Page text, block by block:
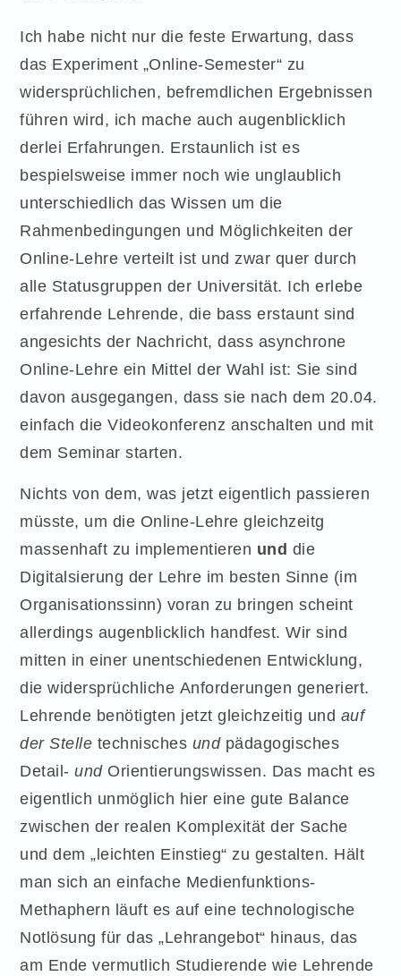
Ich habe nicht nur die feste Erwartung, dass
das Experiment „Online-Semester“ zu
widersprüchlichen, befremdlichen Ergebnissen
führen wird, ich mache auch augenblicklich
derlei Erfahrungen. Erstaunlich ist es
bespielsweise immer noch wie unglaublich
unterschiedlich das Wissen um die
Rahmenbedingungen und Möglichkeiten der
Online-Lehre verteilt ist und zwar quer durch
alle Statusgruppen der Universität. Ich erlebe
erfahrende Lehrende, die bass erstaunt sind
angesichts der Nachricht, dass asynchrone
Online-Lehre ein Mittel der Wahl ist: Sie sind
davon ausgegangen, dass sie nach dem 20.04.
einfach die Videokonferenz anschalten und mit
dem Seminar starten.
Nichts von dem, was jetzt eigentlich passieren
müsste, um die Online-Lehre gleichzeitg
massenhaft zu implementieren und die
Digitalsierung der Lehre im besten Sinne (im
Organisationssinn) voran zu bringen scheint
allerdings augenblicklich handfest. Wir sind
mitten in einer unentschiedenen Entwicklung,
die widersprüchliche Anforderungen generiert.
Lehrende benötigten jetzt gleichzeitig und auf
der Stelle technisches undpädagogisches
Detail-undOrientierungswissen. Das macht es
eigentlich unmöglich hier eine gute Balance
zwischen der realen Komplexität der Sache
und dem „leichten Einstieg“ zu gestalten. Hält
man sich an einfache Medienfunktions-
Methaphern läuft es auf eine technologische
Notlösung für das „Lehrangebot“ hinaus, das
am Ende vermutlich Studierende wie Lehrende